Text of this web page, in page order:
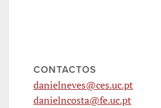
CONTACTOS
danielneves@ces.uc.pt
danielncosta@fe.uc.pt